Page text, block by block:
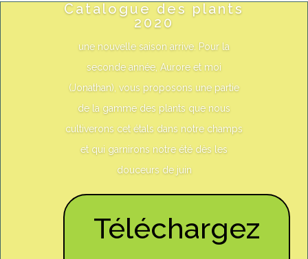
Catalogue des plants
2020
une nouvelle saison arrive. Pour la
seconde année, Aurore et moi
(Jonathan), vous proposons une partie
de la gamme des plants que nous
cultiverons cet étals dans notre champs
et qui garnirons notre été dès les
douceurs de juin
Téléchargez